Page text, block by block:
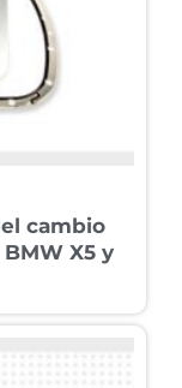
cambio
X5 y